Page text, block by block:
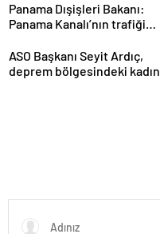
Panama Dışişleri Bakanı:
Panama Kanalı’nın trafiği
ASO Başkanı Seyit Ardıç,
deprem bölgesindeki kadın